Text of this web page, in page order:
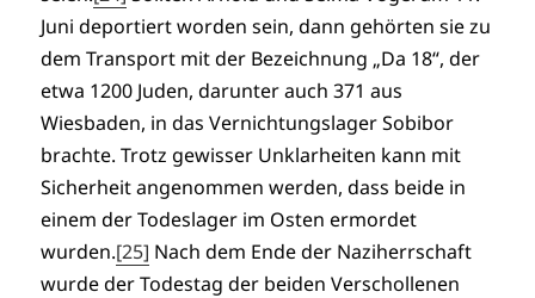
Juni deportiert worden sein, dann gehörten sie zu
dem Transport mit der Bezeichnung „Da 18“, der
etwa 1200 Juden, darunter auch 371 aus
Wiesbaden, in das Vernichtungslager Sobibor
brachte. Trotz gewisser Unklarheiten kann mit
Sicherheit angenommen werden, dass beide in
einem der Todeslager im Osten ermordet
wurden.[25] Nach dem Ende der Naziherrschaft
wurde der Todestag der beiden Verschollenen